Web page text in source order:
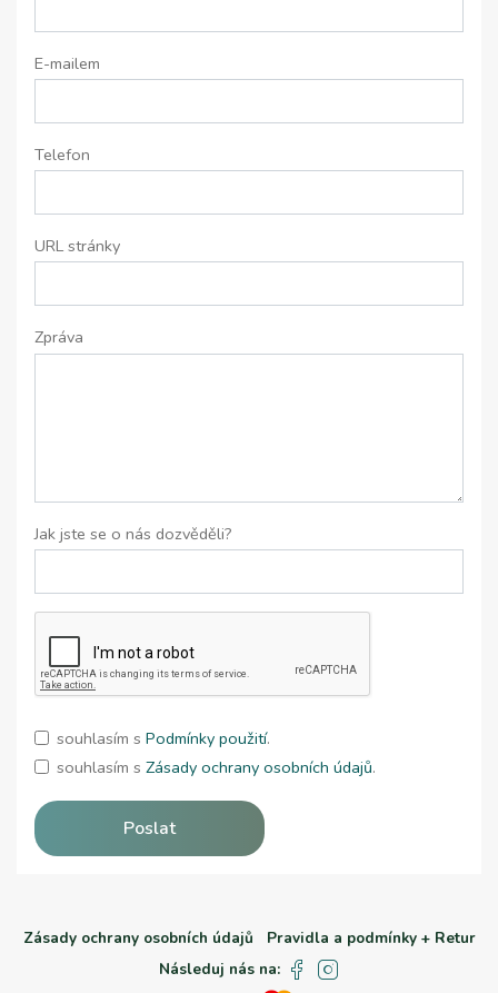
E-mailem
Telefon
URL stránky
Zpráva
Jak jste se o nás dozvěděli?
souhlasím s Podmínky použití.
souhlasím s Zásady ochrany osobních údajů.
Poslat
Zásady ochrany osobních údajů
Pravidla a podmínky + Retur
Následuj nás na: